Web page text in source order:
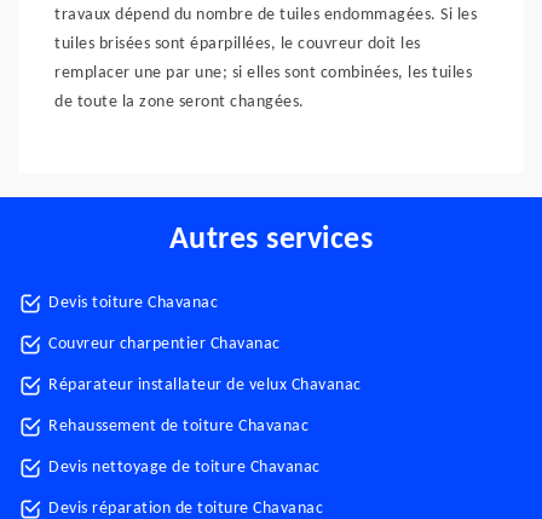
travaux dépend du nombre de tuiles endommagées. Si les
tuiles brisées sont éparpillées, le couvreur doit les
remplacer une par une; si elles sont combinées, les tuiles
de toute la zone seront changées.
Autres services
Devis toiture Chavanac
Couvreur charpentier Chavanac
Réparateur installateur de velux Chavanac
Rehaussement de toiture Chavanac
Devis nettoyage de toiture Chavanac
Devis réparation de toiture Chavanac